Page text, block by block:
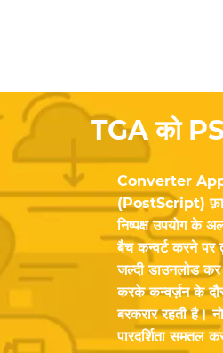
TGA को
Converter App
(PostScript)
निष्पक्ष उपयोग के
बैच कन्वर्ट करने पर
जल्दी डाउनलोड
करके कन्वर्ज़न के
बरकरार रहती है।
पारदर्शिता समतल